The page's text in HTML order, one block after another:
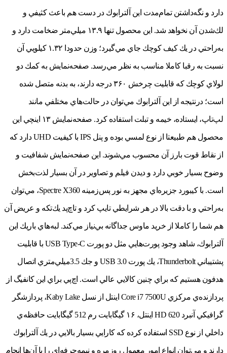
دارد و نگه‌داشتن تمام‌مدت اين آلترابوك در دست هم باعث كثيفي و
لك‌شدن آن نخواهد شد. اين محصول تنها ۱۳.۹ ميلي‌متر ضخامت دارد و
به‌راحتي در يك كيف كوچك جاي مي‌گيرد؛ وزن حدودا ۱.۳۲ كيلويي آن
نسبت به رقبا كاملا مناسب به ‌نظر مي‌رسد. صفحه‌نمايش به كمك دو
لولاي كوچك كه قابليت چرخش ۳۶۰ درجه دارند، به بدنه متصل شده
است؛ درنتيجه از اين آلترابوك مي‌توان در حالت‌هاي مختلفي مانند
لپ‌تاپ، ايستاده، خيمه و تبلت استفاده كرد. صفحه‌نمايش ۱۳ اينچي اين
محصول هم طبيعتا از نوع لمسي بوده و پنل IPS با كيفيت UHD دارد كه
از نقاط قوت بارز آن محسوب مي‌شوند. اين صفحه‌نمايش شفافيت و
وضوح بسيار خوبي دارد و ديدن فيلم و تصاوير در آن بسيار لذت‌بخش
است. با كيبورد جزيره‌اي مجهز به نور پس‌زمينه Spectre X360، مي‌توان
به‌راحتي و با دقت بالا در هر شرايطي تايپ كرد و تاچ‌پد يك‌تكه و عريض آن
هم شما را كاملا از خريد ماوس جداگانه بي‌نياز مي‌كند. لبه‌هاي باريك اين
آلترابوك، شاهد وجود پورت‌هايي مثل دو پورت USB Type-C با قابليت
پشتيباني Thunderbolt، يك پورت USB 3.0 و جك 3.5ميلي‌متري اتصال
هدفون هستيم كه براي چنين كالايي عالي است. اچ‌پي براي اين كانفيگ از
پردازنده‌ي مركزي Core i7 7500U اينتل از نسل Kaby Lake، پردازشگر
گرافيكي آنبرد HD 620 اينتل، ۱۶ گيگابايت رم 512 گيگابايت حافظه‌ي
داخلي از نوع SSD استفاده كرده كه كارايي بسيار بالايي در يك آلترابوك
دارند و مي‌توان انواع امور معمول روزمره و نيمه‌حرفه‌اي را با آن‌ها انجام